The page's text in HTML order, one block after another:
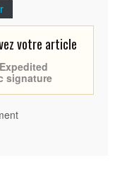
votre article
Expedited
signature